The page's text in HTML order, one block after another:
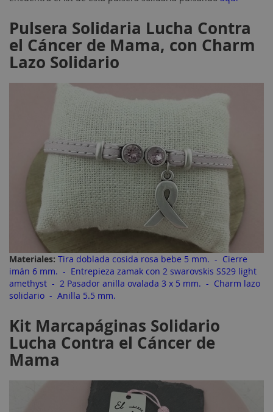
Pulsera Solidaria Lucha Contra
el Cáncer de Mama, con Charm
Lazo Solidario
Materiales: Tira doblada cosida rosa bebe 5 mm. - Cierre
imán 6 mm. - Entrepieza zamak con 2 swarovskis SS29 light
amethyst - 2 Pasador anilla ovalada 3 x 5 mm. - Charm lazo
solidario - Anilla 5.5 mm.
Kit Marcapáginas Solidario
Lucha Contra el Cáncer de
Mama